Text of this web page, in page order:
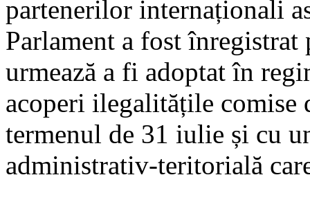
partenerilor internaționali
Parlament a fost înregistrat
urmează a fi adoptat în
acoperi ilegalitățile comise
termenul de 31 iulie și cu
administrativ-teritorială